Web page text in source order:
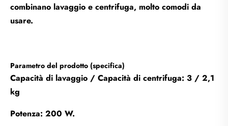
combinano lavaggio e centrifuga, molto comodi da
usare.
Parametro del prodotto (specifica)
Capacità di lavaggio / Capacità di centrifuga: 3 / 2,1
kg
Potenza: 200 W.